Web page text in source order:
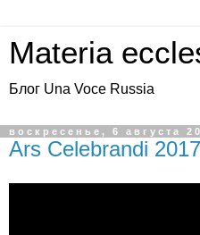
Materia
Блог Una Voce Russia
воскресенье, 6 августа
Ars Celebrandi 2017